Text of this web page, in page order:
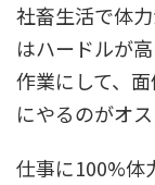
社畜生活で体
はハードルが
作業にして、
にやるのがオス
仕事に100%体